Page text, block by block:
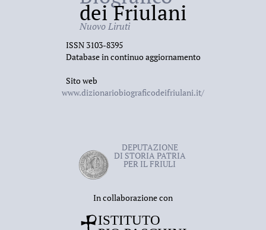
dei Friulani
Nuovo Liruti
ISSN 3103-8395
Database in continuo aggiornamento
Sito web
www.dizionariobiograficodeifriulani.it/
DEPUTAZIONE
DI STORIA PATRIA
PER IL FRIULI
In collaborazione con